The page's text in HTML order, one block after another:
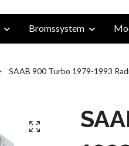
Bromssystem
SAAB 900 Turbo 1979-1993